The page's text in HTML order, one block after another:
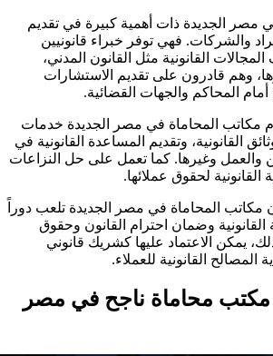
مصر الجديدة ذات أهمية كبيرة في تقديم
والشركات. فهي توفر خبراء قانونيين
القانونية مثل القانون المدني،
وهم قادرون على تقديم الاستشارات
أمام المحاكم والجهات القضائية.
مكاتب المحاماة في مصر الجديدة خدمات
القانونية، وتقديم المساعدة القانونية في
والعمل وغيرها. كما تعمل على حل النزاعات
القانونية لحقوق عملائها.
مكاتب المحاماة في مصر الجديدة تلعب دوراً
القانونية وضمان احترام القانون وحقوق
يمكن الاعتماد عليها كشريك قانوني
القانونية للعملاء.
محاماة ناجح في مصر